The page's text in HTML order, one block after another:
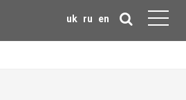
uk ru en